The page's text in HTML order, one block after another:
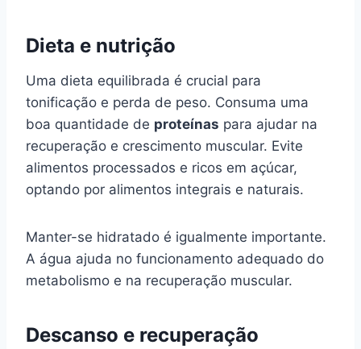
Dieta e nutrição
Uma dieta equilibrada é crucial para
tonificação e perda de peso. Consuma uma
boa quantidade de proteínas para ajudar na
recuperação e crescimento muscular. Evite
alimentos processados e ricos em açúcar,
optando por alimentos integrais e naturais.
Manter-se hidratado é igualmente importante.
A água ajuda no funcionamento adequado do
metabolismo e na recuperação muscular.
Descanso e recuperação